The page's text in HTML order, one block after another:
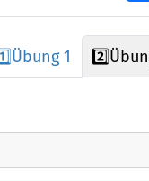
Übung 1 2️⃣